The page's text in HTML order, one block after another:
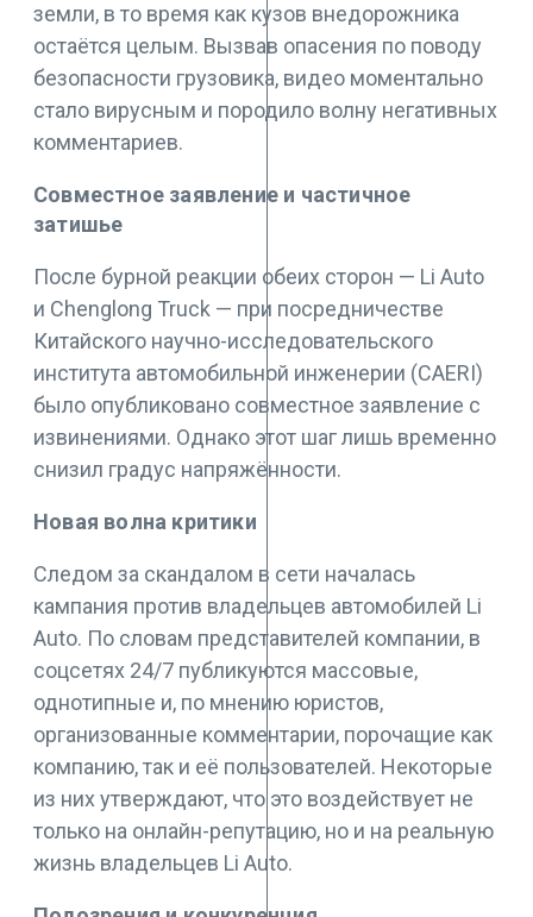
земли, в то время как кузов внедорожника
остаётся целым. Вызвав опасения по поводу
безопасности грузовика, видео моментально
стало вирусным и породило волну негативных
комментариев.
Совместное заявление и частичное
затишье
После бурной реакции обеих сторон — Li Auto
и Chenglong Truck — при посредничестве
Китайского научно-исследовательского
института автомобильной инженерии (CAERI)
было опубликовано совместное заявление с
извинениями. Однако этот шаг лишь временно
снизил градус напряжённости.
Новая волна критики
Следом за скандалом в сети началась
кампания против владельцев автомобилей Li
Auto. По словам представителей компании, в
соцсетях 24/7 публикуются массовые,
однотипные и, по мнению юристов,
организованные комментарии, порочащие как
компанию, так и её пользователей. Некоторые
из них утверждают, что это воздействует не
только на онлайн-репутацию, но и на реальную
жизнь владельцев Li Auto.